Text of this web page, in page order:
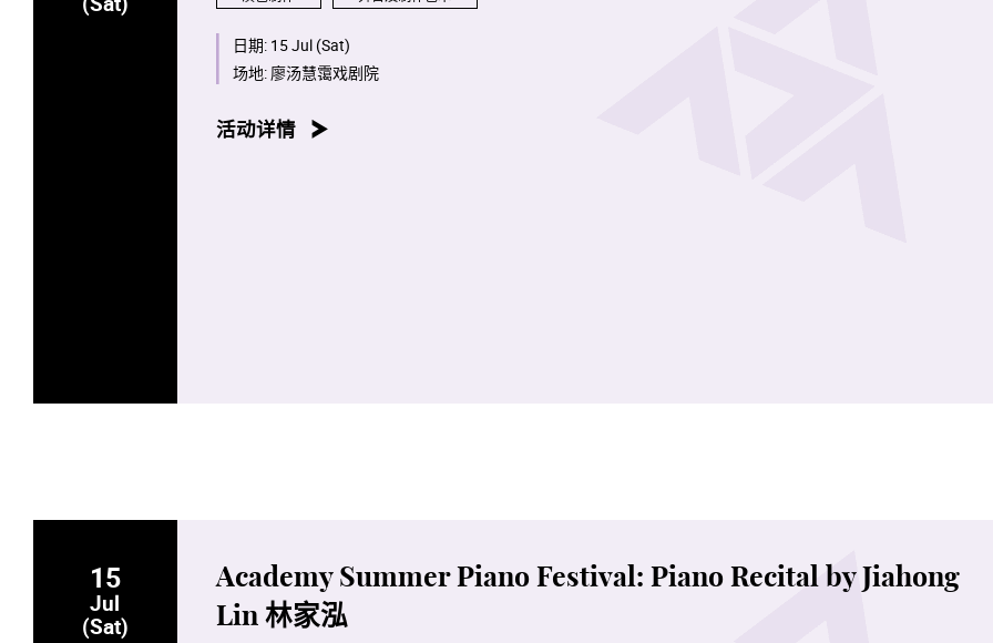
日期: 15 Jul (Sat)
场地: 廖汤慧霭戏剧院
活动详情
15
Jul
(Sat)
Academy Summer Piano Festival: Piano Recital by Jiahong
Lin 林家泓